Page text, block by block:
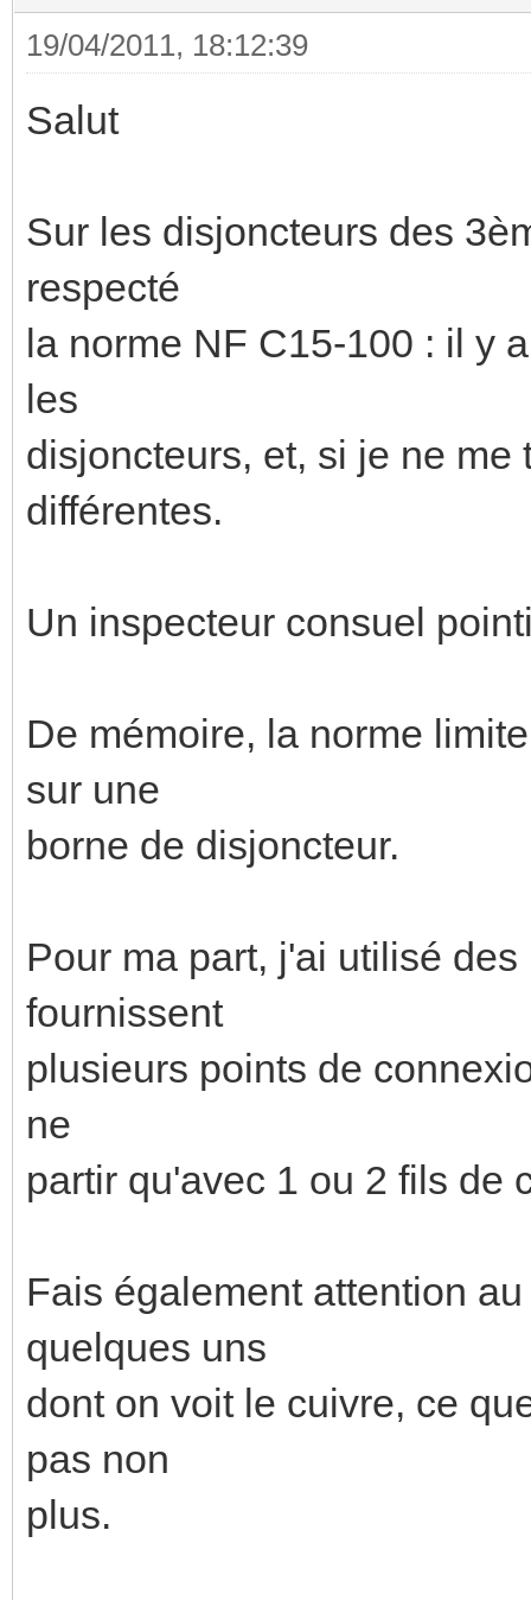
19/04/2011, 18:12:39
Salut
Sur les disjoncteurs des
respecté
la norme NF C15-100 : il y
les
disjoncteurs, et, si je ne
différentes.
Un inspecteur consuel
De mémoire, la norme
sur une
borne de disjoncteur.
Pour ma part, j'ai utilisé
fournissent
plusieurs points de
ne
partir qu'avec 1 ou 2 fils de
Fais également attention
quelques uns
dont on voit le cuivre, ce
pas non
plus.